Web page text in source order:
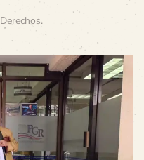
Derechos.